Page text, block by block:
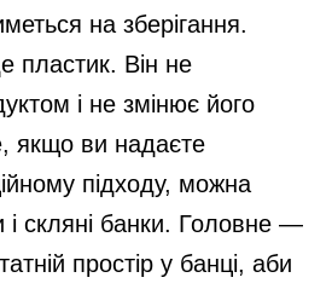
на зберігання.
пластик. Він не
і не змінює його
якщо ви надаєте
підходу, можна
і скляні банки. Головне —
простір у банці, аби